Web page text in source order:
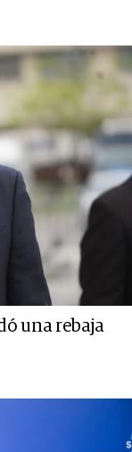
una rebaja